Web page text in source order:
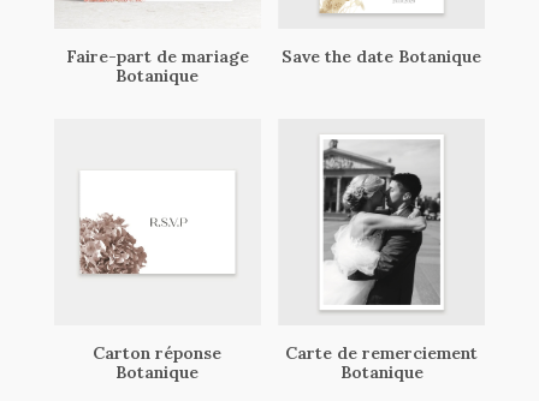
Faire-part de mariage
Botanique
Save the date Botanique
Carton réponse
Botanique
Carte de remerciement
Botanique